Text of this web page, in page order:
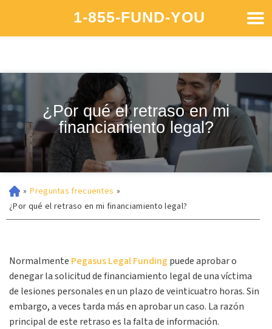
1-855-FUND-YOU
¿Por qué el retraso en mi
financiamiento legal?
» Preguntas frecuentes »
¿Por qué el retraso en mi financiamiento legal?
Normalmente Pegasus Legal Funding puede aprobar o
denegar la solicitud de financiamiento legal de una víctima
de lesiones personales en un plazo de veinticuatro horas. Sin
embargo, a veces tarda más en aprobar un caso. La razón
principal de este retraso es la falta de información.